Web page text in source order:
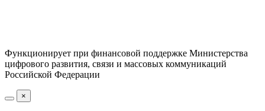
Функционирует при финансовой поддержке Министерства
цифрового развития, связи и массовых коммуникаций
Российской Федерации
×